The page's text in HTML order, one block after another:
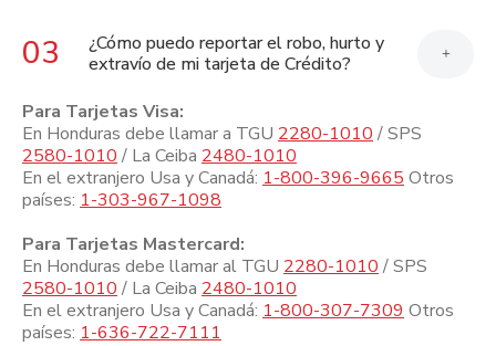
03
¿Cómo puedo reportar el robo, hurto y
extravío de mi tarjeta de Crédito?
+
Para Tarjetas Visa:
En Honduras debe llamar a TGU 2280-1010 / SPS
2580-1010 / La Ceiba 2480-1010
En el extranjero Usa y Canadá: 1-800-396-9665 Otros
países: 1-303-967-1098
Para Tarjetas Mastercard:
En Honduras debe llamar al TGU 2280-1010 / SPS
2580-1010 / La Ceiba 2480-1010
En el extranjero Usa y Canadá: 1-800-307-7309 Otros
países: 1-636-722-7111